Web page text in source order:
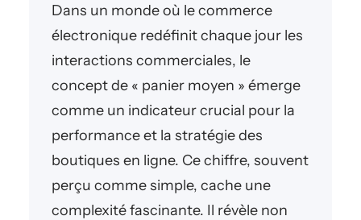
Dans un monde où le commerce
électronique redéfinit chaque jour les
interactions commerciales, le
concept de « panier moyen » émerge
comme un indicateur crucial pour la
performance et la stratégie des
boutiques en ligne. Ce chiffre, souvent
perçu comme simple, cache une
complexité fascinante. Il révèle non